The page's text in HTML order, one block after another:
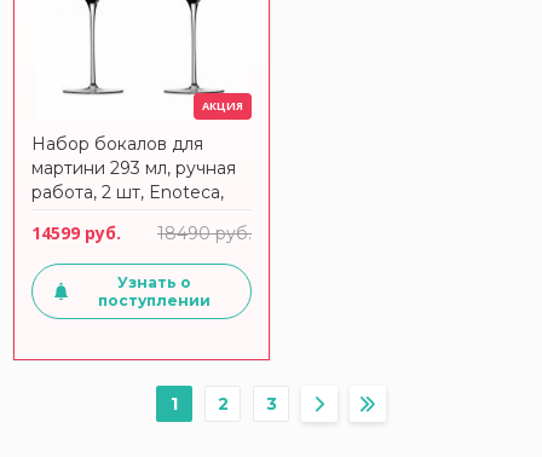
АКЦИЯ
Набор бокалов для
мартини 293 мл, ручная
работа, 2 шт, Enoteca,
14599 руб. 18490 руб.
Узнать о
поступлении
1 2 3